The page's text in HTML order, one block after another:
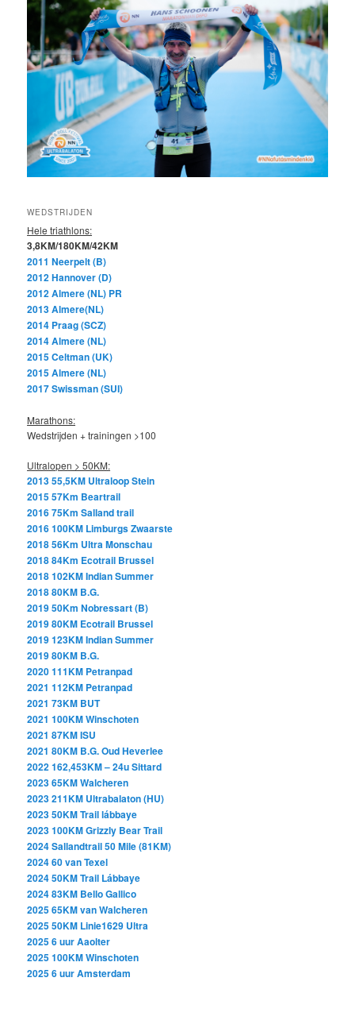
WEDSTRIJDEN
Hele triathlons:
3,8KM/180KM/42KM
2011 Neerpelt (B)
2012 Hannover (D)
2012 Almere (NL) PR
2013 Almere(NL)
2014 Praag (SCZ)
2014 Almere (NL)
2015 Celtman (UK)
2015 Almere (NL)
2017 Swissman (SUI)
Marathons:
Wedstrijden + trainingen >100
Ultralopen > 50KM:
2013 55,5KM Ultraloop Stein
2015 57Km Beartrail
2016 75Km Salland trail
2016 100KM Limburgs Zwaarste
2018 56Km Ultra Monschau
2018 84Km Ecotrail Brussel
2018 102KM Indian Summer
2018 80KM B.G.
2019 50Km Nobressart (B)
2019 80KM Ecotrail Brussel
2019 123KM Indian Summer
2019 80KM B.G.
2020 111KM Petranpad
2021 112KM Petranpad
2021 73KM BUT
2021 100KM Winschoten
2021 87KM ISU
2021 80KM B.G. Oud Heverlee
2022 162,453KM – 24u Sittard
2023 65KM Walcheren
2023211KM Ultrabalaton (HU)
2023 50KM Trail lábbaye
2023 100KM Grizzly BearTrail
2024 Sallandtrail 50 Mile (81KM)
2024 60 van Texel
2024 50KM Trail Lábbaye
2024 83KM Bello Gallico
2025 65KM van Walcheren
2025 50KM Linie1629 Ultra
2025 6 uur Aaolter
2025 100KM Winschoten
2025 6 uur Amsterdam